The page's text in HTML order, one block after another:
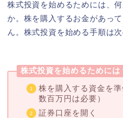
株式投資を始めるためには、
か。株を購入するお金があっ
ん。株式投資を始める手順は
株式投資を始めるためには
株を購入する資金を
数百万円は必要）
証券口座を開く